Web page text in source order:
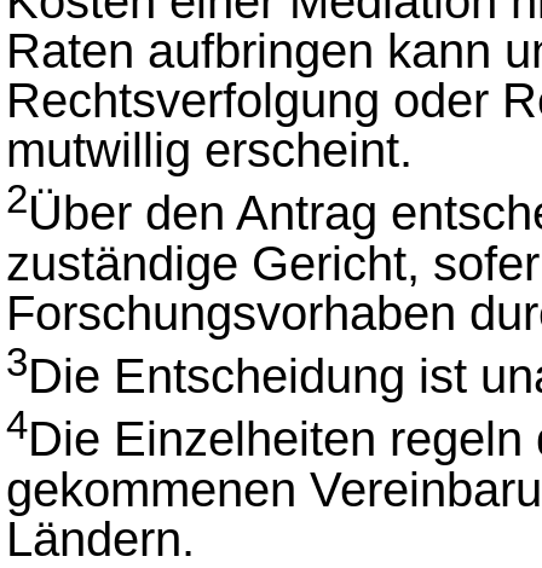
Raten aufbringen kann
Rechtsverfolgung oder
mutwillig erscheint.
2Über den Antrag
zuständige Gericht,
Forschungsvorhaben
3Die Entscheidung ist
4Die Einzelheiten
gekommenen
Ländern.